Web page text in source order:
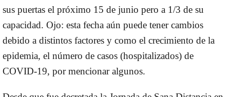
sus puertas el próximo 15 de junio pero a 1/3 de su
capacidad. Ojo: esta fecha aún puede tener cambios
debido a distintos factores y como el crecimiento de la
epidemia, el número de casos (hospitalizados) de
COVID-19, por mencionar algunos.